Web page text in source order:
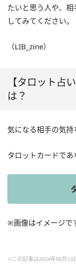
たいと思う人や、
してみてください。
（LIB_zine）
【タロット占
は？
気になる相手の気
タロットカードであ
※画像はイメージで
※この記事は2024年06月13